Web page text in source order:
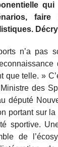
faire
n’a pas
que telle. »
des
député
portant sur
sportive.
de